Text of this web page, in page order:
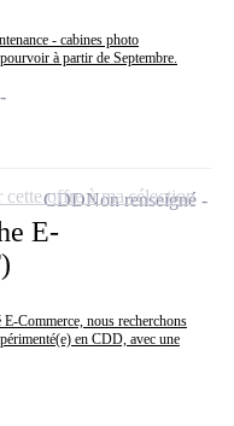
- cabines photo
à partir de Septembre.
E-
Commerce, nous recherchons
en CDD, avec une
CDDNon renseigné
cette offre à ma sélection